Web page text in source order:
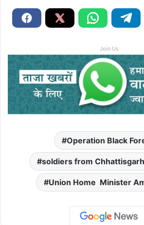
Join Us
Operation Black
soldiers from
Union Home Minister